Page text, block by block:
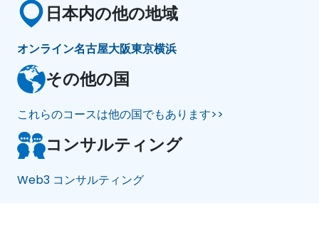
日本内の他の地域
オンライン名古屋大阪東京横浜
その他の国
これらのコースは他の国でもあります>>
コンサルティング
Web3 コンサルティング